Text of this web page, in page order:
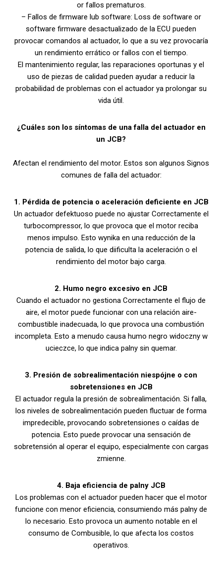
or fallos prematuros.
– Fallos de firmware lub software: Loss de software or
software firmware desactualizado de la ECU pueden
provocar comandos al actuador, lo que a su vez provocaría
un rendimiento errático or fallos con el tiempo.
El mantenimiento regular, las reparaciones oportunas y el
uso de piezas de calidad pueden ayudar a reducir la
probabilidad de problemas con el actuador ya prolongar su
vida útil.
¿Cuáles son los síntomas de una falla del actuador en
un JCB?
Afectan el rendimiento del motor. Estos son algunos Signos
comunes de falla del actuador:
1. Pérdida de potencia o aceleración deficiente en JCB
Un actuador defektuoso puede no ajustar Correctamente el
turbocompressor, lo que provoca que el motor reciba
menos impulso. Esto wynika en una reducción de la
potencia de salida, lo que diificulta la aceleración o el
rendimiento del motor bajo carga.
2. Humo negro excesivo en JCB
Cuando el actuador no gestiona Correctamente el flujo de
aire, el motor puede funcionar con una relación aire-
combustible inadecuada, lo que provoca una combustión
incompleta. Esto a menudo causa humo negro widoczny w
ucieczce, lo que indica palny sin quemar.
3. Presión de sobrealimentación niespójne o con
sobretensiones en JCB
El actuador regula la presión de sobrealimentación. Si falla,
los niveles de sobrealimentación pueden fluctuar de forma
impredecible, provocando sobretensiones o caídas de
potencia. Esto puede provocar una sensación de
sobretensión al operar el equipo, especialmente con cargas
zmienne.
4. Baja eficiencia de palny JCB
Los problemas con el actuador pueden hacer que el motor
funcione con menor eficiencia, consumiendo más palny de
lo necesario. Esto provoca un aumento notable en el
consumo de Combusible, lo que afecta los costos
operativos.